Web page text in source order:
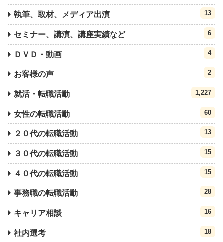
執筆、取材、メディア出演 13
セミナー、講演、講座実績など 6
ＤＶＤ・動画 4
お客様の声 2
就活・転職活動 1,227
女性の転職活動 60
２０代の転職活動 13
３０代の転職活動 15
４０代の転職活動 15
事務職の転職活動 28
キャリア相談 16
社内選考 18